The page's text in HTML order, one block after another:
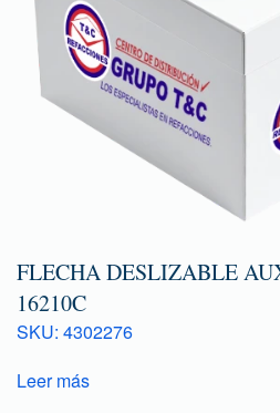
FLECHA DESLIZABLE
16210C
SKU: 4302276
Leer más